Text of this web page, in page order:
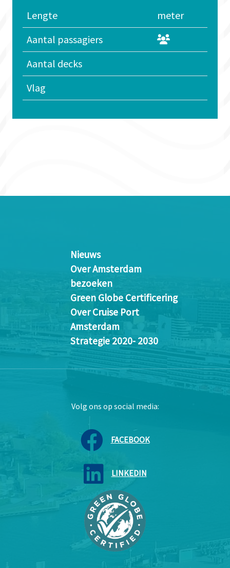
Lengte
meter
Aantal passagiers
Aantal decks
Vlag
Nieuws
Over Amsterdam
bezoeken
Green Globe Certificering
Over Cruise Port
Amsterdam
Strategie 2020- 2030
Volg ons op social media:
FACEBOOK
LINKEDIN